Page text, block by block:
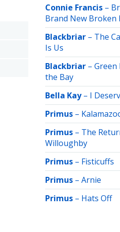
Connie Francis –
Brand New Broken
Blackbriar – The
Is Us
Blackbriar – Green
the Bay
Bella Kay– I
Primus –
Primus – The
Willoughby
Primus – Fisticuffs
Primus – Arnie
Primus – Hats Off